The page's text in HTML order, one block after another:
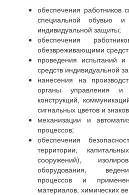
обеспечения работников
специальной обувью и
индивидуальной защиты;
обеспечения
обезвреживающими
проведения испытаний и
средств индивидуальной
нанесения на
органы управления и
конструкций,
сигнальных цветов и
механизации и
процессов;
обеспечения
территории,
сооружений),
оборудования,
процессов и
материалов, химических